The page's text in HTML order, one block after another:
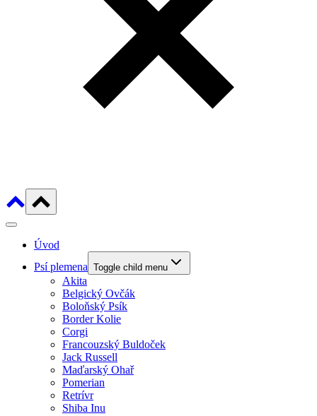
Úvod
Psí plemena Toggle child menu
Akita
Belgický Ovčák
Boloňský Psík
Border Kolie
Corgi
Francouzský Buldoček
Jack Russell
Maďarský Ohař
Pomerian
Retrívr
Shiba Inu